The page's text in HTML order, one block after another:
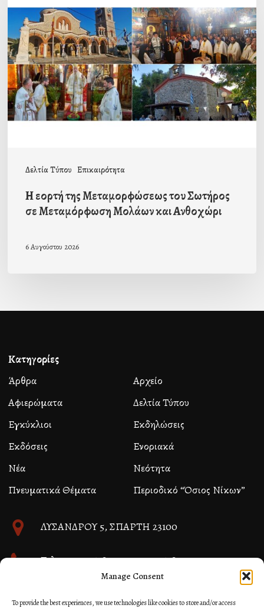
Manage Consent
To provide the best experiences, we use technologies like cookies to store and/or access
Δελτία Τύπου Επικαιρότητα
εορτή
της
Μεταμορφώσεως
του
Σωτήρος
σε
Μεταμόρφωση
Η εορτή της Μεταμορφώσεως του Σωτήρος
σε Μεταμόρφωση Μολάων και Ανθοχώρι
6 Αυγούστου 2026
Κατηγορίες
Άρθρα
Αρχείο
Αφιερώματα
Δελτία Τύπου
Εγκύκλιοι
Εκδηλώσεις
Εκδόσεις
Ενοριακά
Νέα
Νεότητα
Πνευματικά Θέματα
Περιοδικό “Όσιος Νίκων”
ΛΥΣΑΝΔΡΟΥ 5, ΣΠΑΡΤΗ 23100
Τηλ. 27310 26580 και 27310 26581